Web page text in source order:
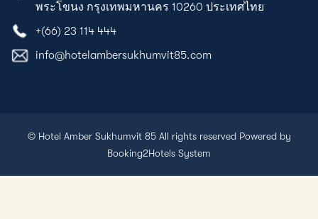
พระโขนง กรุงเทพมหานคร 10260 ประเทศไทย
+(66) 23 114 444
info@hotelambersukhumvit85.com
© Hotel Amber Sukhumvit 85 All rights reserved Powered by
Booking2Hotels System